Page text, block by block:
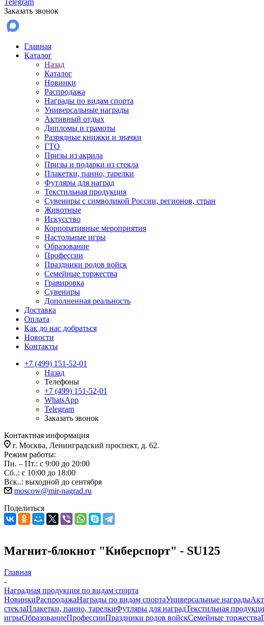
Telegram
Заказать звонок
Главная
Каталог
Назад
Каталог
Новинки
Распродажа
Награды по видам спорта
Универсальные награды
Активный отдых
Дипломы и грамоты
Разрядные книжки и значки
ГТО
Призы из акрила
Призы и подарки из стекла
Плакетки, панно, тарелки
Футляры для наград
Текстильная продукция
Сувениры с символикой России, регионов, стран
Животные
Искусство
Корпоративные мероприятия
Настольные игры
Образование
Профессии
Праздники родов войск
Семейные торжества
Гравировка
Сувениры
Дополненная реальность
Доставка
Оплата
Как до нас добраться
Новости
Контакты
+7 (499) 151-52-01
Назад
Телефоны
+7 (499) 151-52-01
WhatsApp
Telegram
Заказать звонок
Контактная информация
г. Москва, Ленинградский проспект, д. 62.
Режим работы:
Пн. – Пт.: с 9:00 до 20:00
Сб..: с 10:00 до 18:00
Вск..: выходной до сентября
moscow@mir-nagrad.ru
Поделиться
Магнит-блокнот "Киберспорт" - SU125
Главная
-
Наградная продукция по видам спорта
НовинкиРаспродажаНаграды по видам спортаУниверсальные награды
стеклаПлакетки, панно, тарелкиФутляры для наградТекстильная
игрыОбразованиеПрофессииПраздники родов войскСемейные торжества